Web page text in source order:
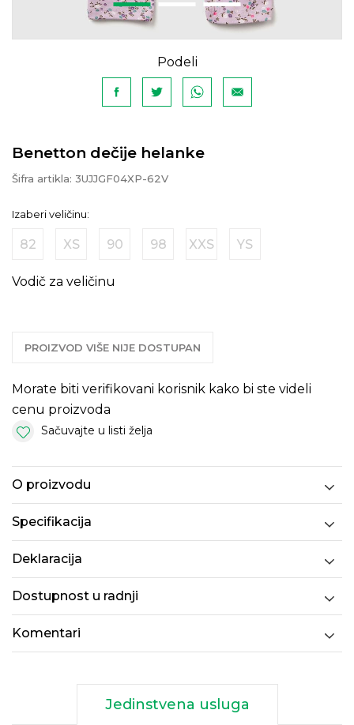
Podeli
Benetton dečije helanke
Šifra artikla: 3UJJGF04XP-62V
Izaberi veličinu:
82 XS 90 98 XXS YS
Vodič za veličinu
PROIZVOD VIŠE NIJE DOSTUPAN
Morate biti verifikovani korisnik kako bi ste videli
cenu proizvoda
Sačuvajte u listi želja
O proizvodu
Specifikacija
Deklaracija
Dostupnost u radnji
Komentari
Jedinstvena usluga